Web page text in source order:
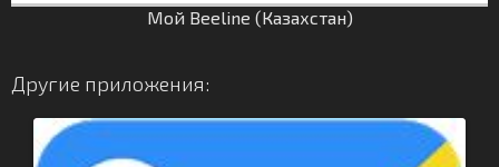
Мой Beeline (Казахстан)
Другие приложения: